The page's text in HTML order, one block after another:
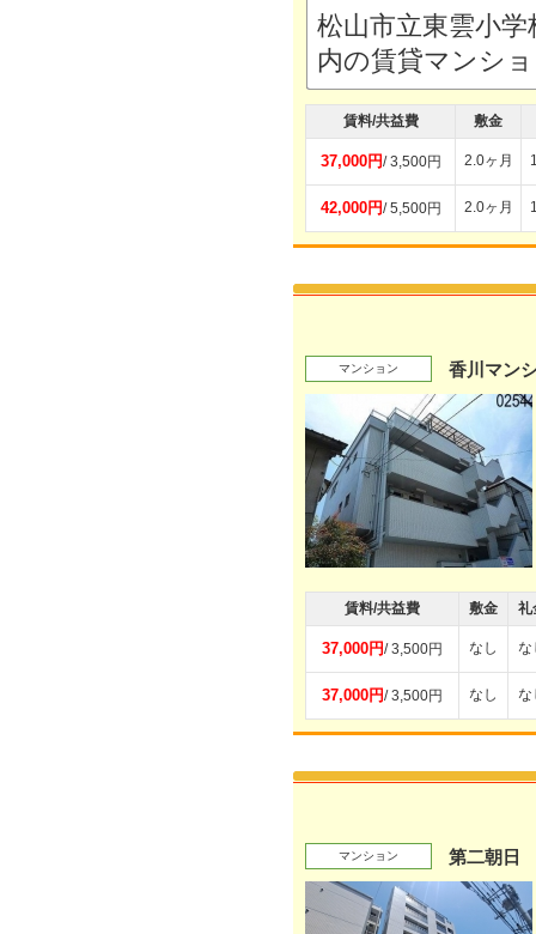
松山市立東雲小
内の賃貸マンシ
賃料/共益費 敷金
37,000円/ 3,500円 2.0ヶ月
42,000円/ 5,500円 2.0ヶ月
マンション 香川マン
賃料/共益費 敷金 礼
37,000円/ 3,500円 なし な
37,000円/ 3,500円 なし な
マンション 第二朝日